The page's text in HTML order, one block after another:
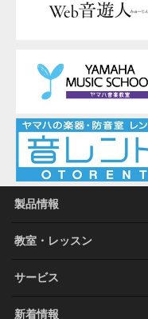
製品情報
教室・レッスン
サービス
新着情報